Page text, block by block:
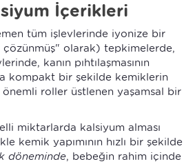
İçerikleri
tüm işlevlerinde iyonize bir
olarak) tepkimelerde,
kanın pıhtılaşmasının
kompakt bir şekilde kemiklerin
önemli roller üstlenen yaşamsal bir
miktarlarda kalsiyum alması
kemik yapımının hızlı bir şekilde
döneminde, bebeğin rahim içinde